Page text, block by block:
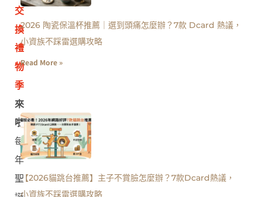
交
換
禮
物
季
來
啦！
每
年
聖
2026 陶瓷保溫杯推薦｜選到頭痛怎麼辦？7款 Dcard 熱議，
小資族不踩雷選購攻略
Read More »
【2026貓跳台推薦】主子不賞臉怎麼辦？7款Dcard熱議，
小資族不踩雷選購攻略